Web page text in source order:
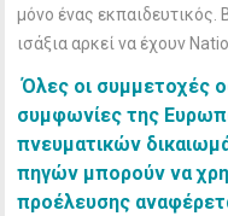
μόνο ένας εκπαιδευτικός.
ισάξια αρκεί να έχουν
Όλες οι συμμετοχές
συμφωνίες της
πνευματικών
πηγών μπορούν να
προέλευσης